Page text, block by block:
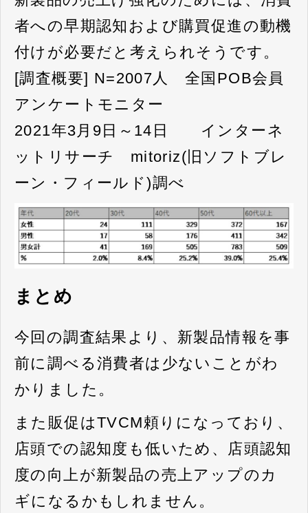
者への早期認知および購買促進の動機
付けが必要だと考えられそうです。
[調査概要] N=2007人 全国POB会員
アンケートモニター
2021年3月9日～14日 インターネ
ットリサーチ mitoriz(旧ソフトブレ
ーン・フィールド)調べ
まとめ
今回の調査結果より、新製品情報を事
前に調べる消費者は少ないことがわ
かりました。
また販促はTVCM頼りになっており、
店頭での認知度も低いため、店頭認知
度の向上が新製品の売上アップのカ
ギになるかもしれません。